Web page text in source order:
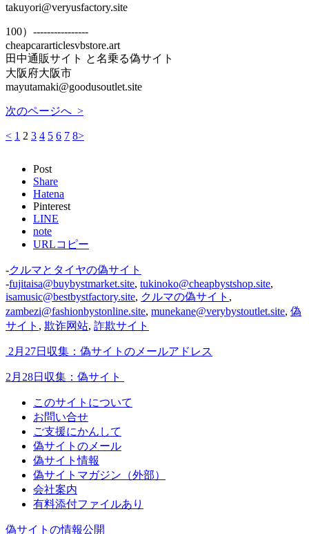
takuyori@veryusfactory.site
100）----------------
cheapcararticlesvbstore.art
田中通販サイト と名乗る偽サイト
大阪府大阪市
mayutamaki@goodusoutlet.site
次のページへ >
< 1 2 3 4 5 6 7 8>
Post
Share
Hatena
Pinterest
LINE
note
URLコピー
-クルマとタイヤの偽サイト
-fujitaisa@buybystmarket.site, tukinoko@cheapbystshop.site,
isamusic@bestbystfactory.site, クルマの偽サイト ,
zambezi@fashionbystonline.site, munekane@verybystoutlet.site, 偽
サイト , 欺诈网站, 詐欺サイト
2月27日収集：偽サイトのメールアドレス
2月28日収集：偽サイト
このサイトについて
お問い合せ
ご支援にかんして
偽サイトのメール
偽サイト情報
偽サイトマガジン（外部）
会社案内
有料添付ファイルあり
偽サイトの情報公開